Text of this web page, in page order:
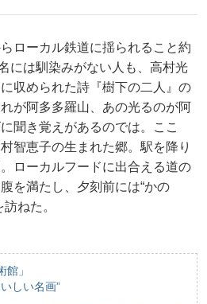
ローカル鉄道に揺られること約
には馴染みがない人も、高村光
収められた詩『樹下の二人』の
が阿多多羅山、あの光るのが阿
聞き覚えがあるのでは。ここ
智恵子の生まれた郷。駅を降り
ローカルフードに出合える道の
を満たし、夕刻前には“かの
ねた。
館」
しい名画”